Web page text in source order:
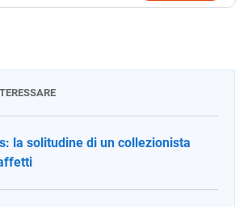
la solitudine di un collezionista